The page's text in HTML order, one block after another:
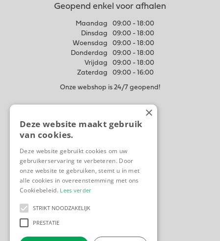
Geopend enkel voor afhalen
Maandag
09:00 - 18:00
Dinsdag
09:00 - 18:00
Woensdag
09:00 - 18:00
Donderdag
09:00 - 18:00
Vrijdag
09:00 - 18:00
Zaterdag
09:00 - 16:00
Onze webshop is 24/7 geopend!
Algemene voorwaarden
Disclaimer
Contact
Ons tuincentrum
Tuingereedschap
×
Deze website maakt gebruik
van cookies.
Deze website gebruikt cookies om uw
gebruikerservaring te verbeteren. Door
onze website te gebruiken, stemt u in met
alle cookies in overeenstemming met ons
Cookiebeleid. Lees verder
STRIKT NOODZAKELIJK
PRESTATIE